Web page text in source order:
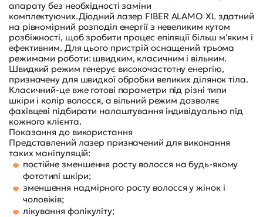
апарату без необхідності заміни
комплектуючих.Діодний лазер FIBER ALAMO XL здатний
на рівномірний розподіл енергії з невеликим кутом
розбіжності, щоб зробити процес епіляції більш м'яким і
ефективним. Для цього пристрій оснащений трьома
режимами роботи: швидким, класичним і вільним.
Швидкий режим генерує високочастотну енергію,
призначену для швидкої обробки великих ділянок тіла.
Класичний-це вже готові параметри під різні типи
шкіри і колір волосся, а вільний режим дозволяє
фахівцеві підбирати налаштування індивідуально під
кожного клієнта.
Показання до використання
Представлений лазер призначений для виконання
таких маніпуляцій:
постійне зменшення росту волосся на будь-якому
фототипі шкіри;
зменшення надмірного росту волосся у жінок і
чоловіків;
лікування фолікуліту;